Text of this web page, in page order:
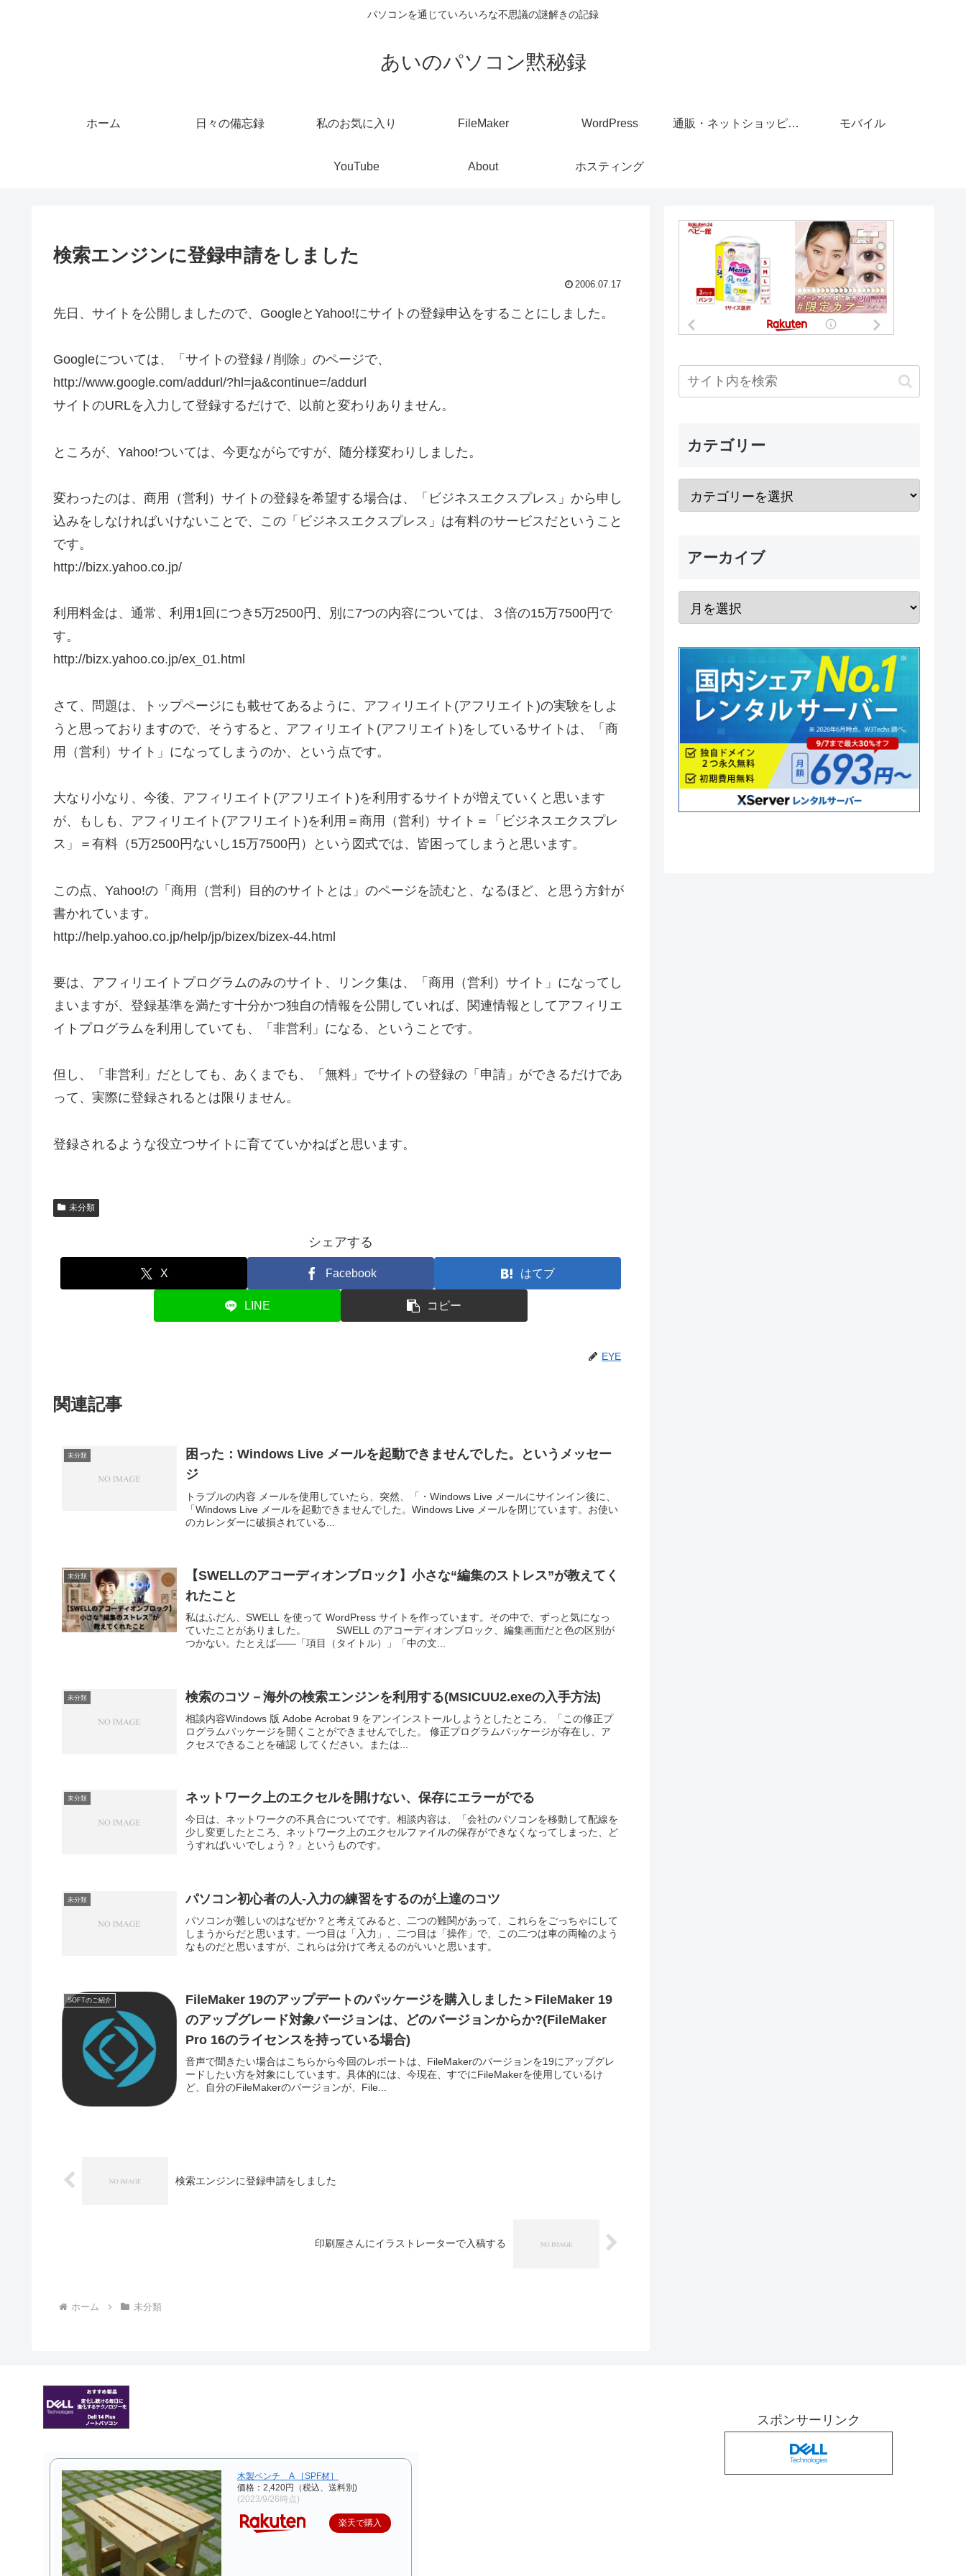
パソコンを通じていろいろな不思議の謎解きの記録
あいのパソコン黙秘録
ホーム 日々の備忘録 私のお気に入り FileMaker WordPress 通販・ネットショッピング モバイル
YouTube About ホスティング
検索エンジンに登録申請をしました
2006.07.17
先日、サイトを公開しましたので、GoogleとYahoo!にサイトの登録申込をすることにしました。
Googleについては、「サイトの登録 / 削除」のページで、
http://www.google.com/addurl/?hl=ja&continue=/addurl
サイトのURLを入力して登録するだけで、以前と変わりありません。
ところが、Yahoo!ついては、今更ながらですが、随分様変わりしました。
変わったのは、商用（営利）サイトの登録を希望する場合は、「ビジネスエクスプレス」から申し
込みをしなければいけないことで、この「ビジネスエクスプレス」は有料のサービスだということ
です。
http://bizx.yahoo.co.jp/
利用料金は、通常、利用1回につき5万2500円、別に7つの内容については、３倍の15万7500円で
す。
http://bizx.yahoo.co.jp/ex_01.html
さて、問題は、トップページにも載せてあるように、アフィリエイト(アフリエイト)の実験をしよ
うと思っておりますので、そうすると、アフィリエイト(アフリエイト)をしているサイトは、「商
用（営利）サイト」になってしまうのか、という点です。
大なり小なり、今後、アフィリエイト(アフリエイト)を利用するサイトが増えていくと思います
が、もしも、アフィリエイト(アフリエイト)を利用＝商用（営利）サイト＝「ビジネスエクスプレ
ス」＝有料（5万2500円ないし15万7500円）という図式では、皆困ってしまうと思います。
この点、Yahoo!の「商用（営利）目的のサイトとは」のページを読むと、なるほど、と思う方針が
書かれています。
http://help.yahoo.co.jp/help/jp/bizex/bizex-44.html
要は、アフィリエイトプログラムのみのサイト、リンク集は、「商用（営利）サイト」になってし
まいますが、登録基準を満たす十分かつ独自の情報を公開していれば、関連情報としてアフィリエ
イトプログラムを利用していても、「非営利」になる、ということです。
但し、「非営利」だとしても、あくまでも、「無料」でサイトの登録の「申請」ができるだけであ
って、実際に登録されるとは限りません。
登録されるような役立つサイトに育てていかねばと思います。
未分類
シェアする
X Facebook はてブ
LINE コピー
EYE
関連記事
未分類
困った：Windows Live メールを起動できませんでした。というメッセー
ジ
トラブルの内容 メールを使用していたら、突然、「・Windows Live メールにサインイン後に、
「Windows Live メールを起動できませんでした。Windows Live メールを閉じています。お使い
のカレンダーに破損されている...
未分類
【SWELLのアコーディオンブロック】小さな“編集のストレス”が教えてく
れたこと
私はふだん、SWELL を使って WordPress サイトを作っています。その中で、ずっと気になっ
ていたことがありました。 SWELL のアコーディオンブロック、編集画面だと色の区別が
つかない。たとえば——「項目（タイトル）」「中の文...
未分類 検索のコツ－海外の検索エンジンを利用する(MSICUU2.exeの入手方法)
相談内容Windows 版 Adobe Acrobat 9 をアンインストールしようとしたところ、「この修正プ
ログラムパッケージを開くことができませんでした。 修正プログラムパッケージが存在し、ア
クセスできることを確認 してください。または...
未分類 ネットワーク上のエクセルを開けない、保存にエラーがでる
今日は、ネットワークの不具合についてです。相談内容は、「会社のパソコンを移動して配線を
少し変更したところ、ネットワーク上のエクセルファイルの保存ができなくなってしまった、ど
うすればいいでしょう？」というものです。
未分類 パソコン初心者の人-入力の練習をするのが上達のコツ
パソコンが難しいのはなぜか？と考えてみると、二つの難関があって、これらをごっちゃにして
しまうからだと思います。一つ目は「入力」、二つ目は「操作」で、この二つは車の両輪のよう
なものだと思いますが、これらは分けて考えるのがいいと思います。
SOFTのご紹介
FileMaker 19のアップデートのパッケージを購入しました＞FileMaker 19
のアップグレード対象バージョンは、どのバージョンからか?(FileMaker
Pro 16のライセンスを持っている場合)
音声で聞きたい場合はこちらから今回のレポートは、FileMakerのバージョンを19にアップグレ
ードしたい方を対象にしています。具体的には、今現在、すでにFileMakerを使用しているけ
ど、自分のFileMakerのバージョンが、File...
検索エンジンに登録申請をしました
印刷屋さんにイラストレーターで入稿する
ホーム 未分類
カテゴリー
アーカイブ
木製ベンチ A ［SPF材］
価格：2,420円（税込、送料別)
(2023/9/26時点)
楽天で購入
スポンサーリンク